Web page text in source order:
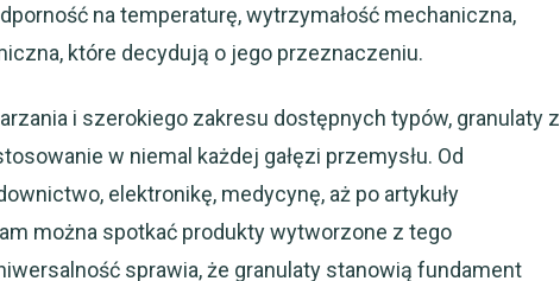
na temperaturę, wytrzymałość mechaniczna,
które decydują o jego przeznaczeniu.
i szerokiego zakresu dostępnych typów, granulaty z
w niemal każdej gałęzi przemysłu. Od
elektronikę, medycynę, aż po artykuły
można spotkać produkty wytworzone z tego
sprawia, że granulaty stanowią fundament